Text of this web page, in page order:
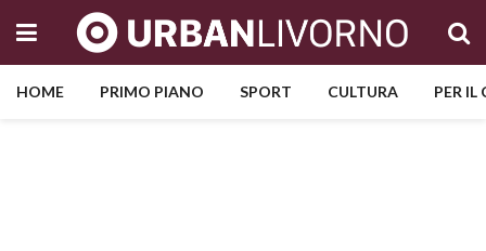
HOME PRIMO PIANO SPORT CULTURA PER